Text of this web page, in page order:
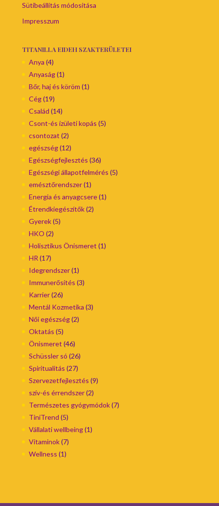
Sütibeállítás módosítása
Impresszum
TITANILLA EIDEH SZAKTERÜLETEI
Anya (4)
Anyaság(1)
Bőr, haj és köröm (1)
Cég(19)
Család (14)
Csont-és ízületi kopás (5)
csontozat (2)
egészség(12)
Egészségfejlesztés (36)
Egészségi állapotfelmérés (5)
emésztőrendszer(1)
Energia és anyagcsere(1)
Étrendkiegészítők(2)
Gyerek(5)
HKO (2)
Holisztikus Önismeret (1)
HR (17)
Idegrendszer(1)
Immunerősítés (3)
Karrier(26)
Mentál Kozmetika (3)
Női egészség(2)
Oktatás (5)
Önismeret (46)
Schüssler só (26)
Spiritualitás (27)
Szervezetfejlesztés (9)
szív-és érrendszer(2)
Természetes gyógymódok(7)
TiniTrend (5)
Vállalati wellbeing(1)
Vitaminok(7)
Wellness (1)